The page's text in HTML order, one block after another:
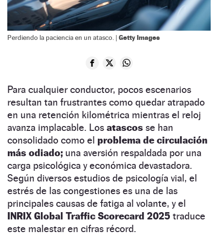
Perdiendo la paciencia en un atasco. | Getty Images
Para cualquier conductor, pocos escenarios
resultan tan frustrantes como quedar atrapado
en una retención kilométrica mientras el reloj
avanza implacable. Los atascos se han
consolidado como el problema de circulación
más odiado; una aversión respaldada por una
carga psicológica y económica devastadora.
Según diversos estudios de psicología vial, el
estrés de las congestiones es una de las
principales causas de fatiga al volante, y el
INRIX Global Traffic Scorecard 2025 traduce
este malestar en cifras récord.